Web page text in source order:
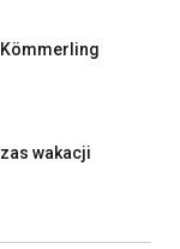
wakacji